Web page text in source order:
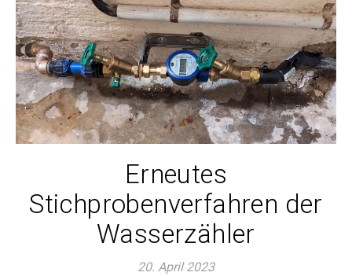
Erneutes
Stichprobenverfahren der
Wasserzähler
20. April 2023